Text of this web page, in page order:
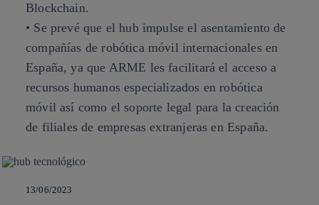
Blockchain.
• Se prevé que el hub impulse el asentamiento de
compañías de robótica móvil internacionales en
España, ya que ARME les facilitará el acceso a
recursos humanos especializados en robótica
móvil así como el soporte legal para la creación
de filiales de empresas extranjeras en España.
13/06/2023